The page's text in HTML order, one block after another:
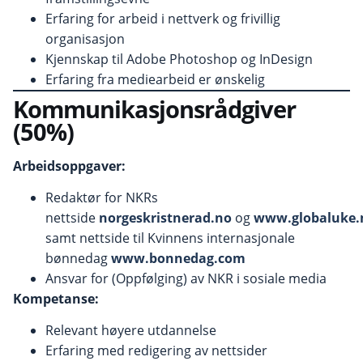
Erfaring for arbeid i nettverk og frivillig
organisasjon
Kjennskap til Adobe Photoshop og InDesign
Erfaring fra mediearbeid er ønskelig
Kommunikasjonsrådgiver
(50%)
Arbeidsoppgaver:
Redaktør for NKRs
nettside norgeskristnerad.no og
samt nettside til Kvinnens internasjonale
bønnedagwww.bonnedag.com
Ansvar for (Oppfølging) av NKR i sosiale media
Kompetanse:
Relevant høyere utdannelse
Erfaring med redigering av nettsider